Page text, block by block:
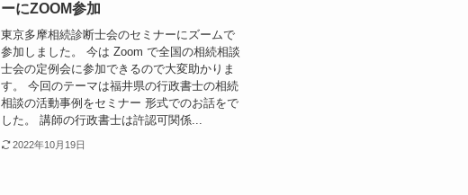
ーにZOOM参加
東京多摩相続診断士会のセミナーにズームで
参加しました。 今は Zoom で全国の相続相談
士会の定例会に参加できるので大変助かりま
す。 今回のテーマは福井県の行政書士の相続
相談の活動事例をセミナー 形式でのお話をで
した。 講師の行政書士は許認可関係...
2022年10月19日